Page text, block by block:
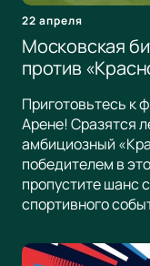
22 апреля
Московская
против
Приготовьтесь к
Арене! Сразятся
амбициозный
победителем в
пропустите шанс
спортивного